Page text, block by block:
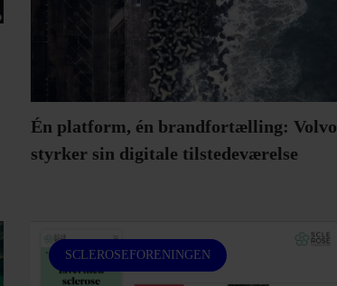
Én platform, én brandfortælling: Volvo
styrker sin digitale tilstedeværelse
SCLEROSEFORENINGEN